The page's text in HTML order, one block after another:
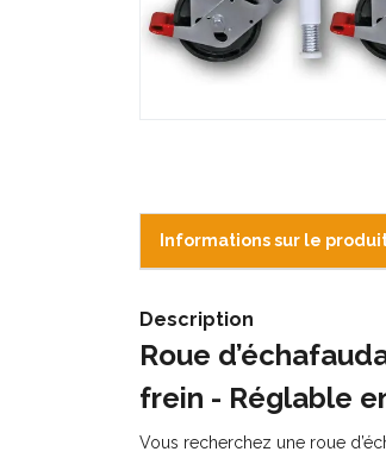
Informations sur le
Description
Roue
frein - Réglable
Vous recherchez une roue